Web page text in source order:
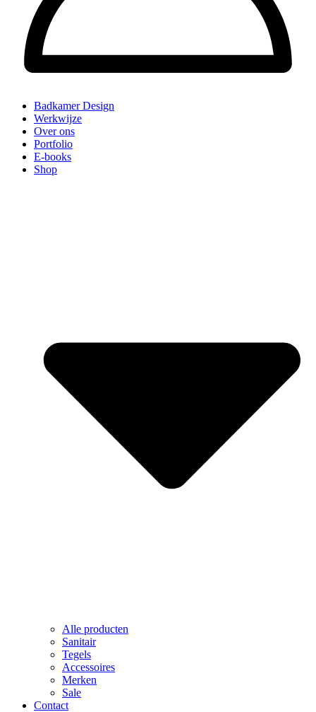
Badkamer Design
Werkwijze
Over ons
Portfolio
E-books
Shop
Alle producten
Sanitair
Tegels
Accessoires
Merken
Sale
Contact